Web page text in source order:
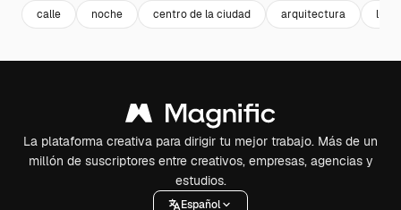
calle noche centro de la ciudad arquitectura
La plataforma creativa para dirigir tu mejor trabajo. Más de un
millón de suscriptores entre creativos, empresas, agencias y
estudios.
Español